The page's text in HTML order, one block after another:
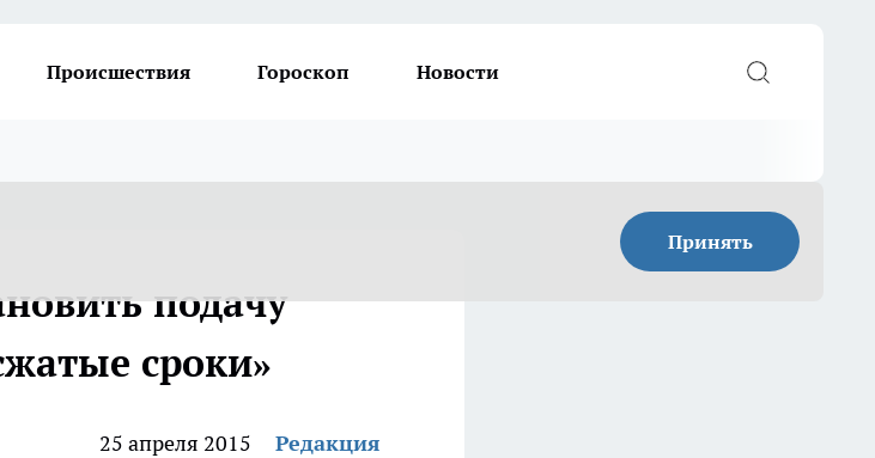
Происшествия Гороскоп Новости
Принять
подачу
сроки»
25 апреля 2015
Редакция